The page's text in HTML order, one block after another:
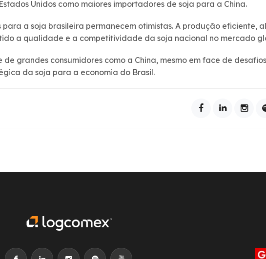
Unidos como maiores importadores de soja para a China.
para a soja brasileira permanecem otimistas. A produção eficiente,
a qualidade e a competitividade da soja nacional no mercado
grandes consumidores como a China, mesmo em face de desafios
da soja para a economia do Brasil.